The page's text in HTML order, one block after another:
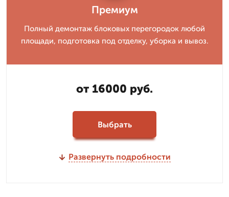
Премиум
Полный демонтаж блоковых перегородок любой
площади, подготовка под отделку, уборка и вывоз.
от 16000 руб.
Выбрать
Развернуть подробности